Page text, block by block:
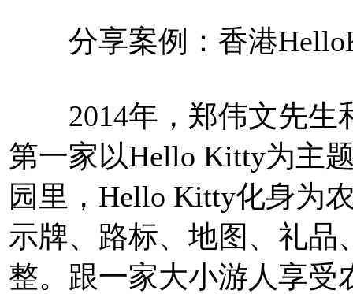
分享案例：香港
2014年，郑伟文先生
第一家以Hello Kitty为主
园里，Hello Kitty化身为
示牌、路标、地图、礼品
整。跟一家大小游人享受